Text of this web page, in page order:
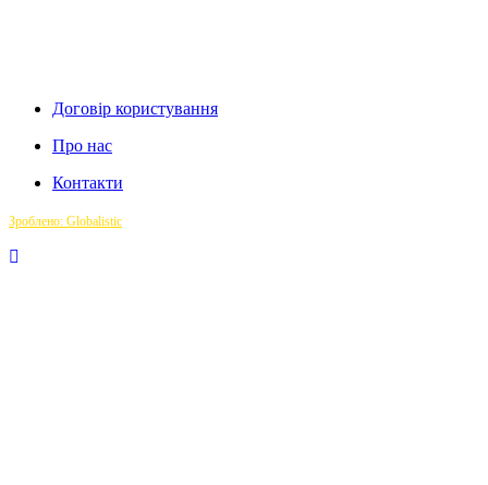
Договір користування
Про нас
Контакти
Зроблено: Globalistic